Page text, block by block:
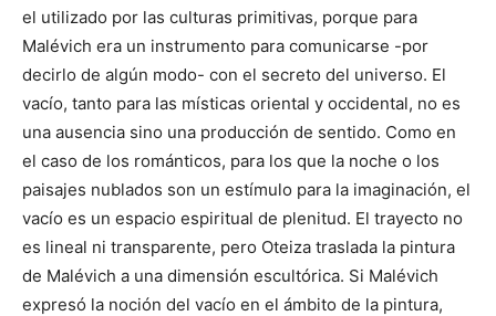
el utilizado por las culturas primitivas, porque para
Malévich era un instrumento para comunicarse -por
decirlo de algún modo- con el secreto del universo. El
vacío, tanto para las místicas oriental y occidental, no es
una ausencia sino una producción de sentido. Como en
el caso de los románticos, para los que la noche o los
paisajes nublados son un estímulo para la imaginación, el
vacío es un espacio espiritual de plenitud. El trayecto no
es lineal ni transparente, pero Oteiza traslada la pintura
de Malévich a una dimensión escultórica. Si Malévich
expresó la noción del vacío en el ámbito de la pintura,